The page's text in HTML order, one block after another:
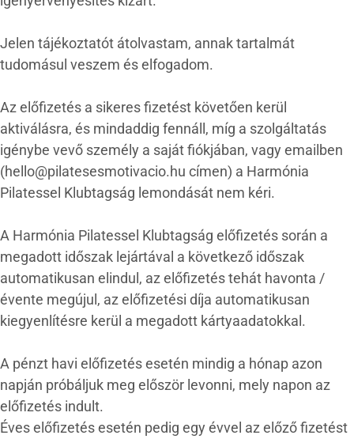
Jelen tájékoztatót átolvastam, annak tartalmát
tudomásul veszem és elfogadom.
Az előfizetés a sikeres fizetést követően kerül
aktiválásra, és mindaddig fennáll, míg a szolgáltatás
igénybe vevő személy a saját fiókjában, vagy emailben
(hello@pilatesesmotivacio.hu címen) a Harmónia
Pilatessel Klubtagság lemondását nem kéri.
A Harmónia Pilatessel Klubtagság előfizetés során a
megadott időszak lejártával a következő időszak
automatikusan elindul, az előfizetés tehát havonta /
évente megújul, az előfizetési díja automatikusan
kiegyenlítésre kerül a megadott kártyaadatokkal.
A pénzt havi előfizetés esetén mindig a hónap azon
napján próbáljuk meg először levonni, mely napon az
előfizetés indult.
Éves előfizetés esetén pedig egy évvel az előző fizetést